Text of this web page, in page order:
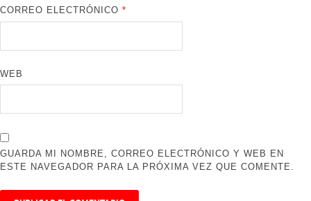
CORREO ELECTRÓNICO*
WEB
GUARDA MI NOMBRE, CORREO ELECTRÓNICO Y WEB EN
ESTE NAVEGADOR PARA LA PRÓXIMA VEZ QUE COMENTE.